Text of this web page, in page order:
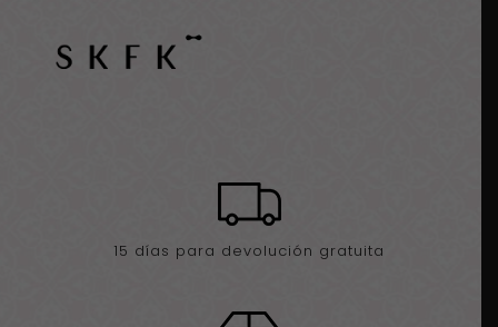
15 días para devolución gratuita